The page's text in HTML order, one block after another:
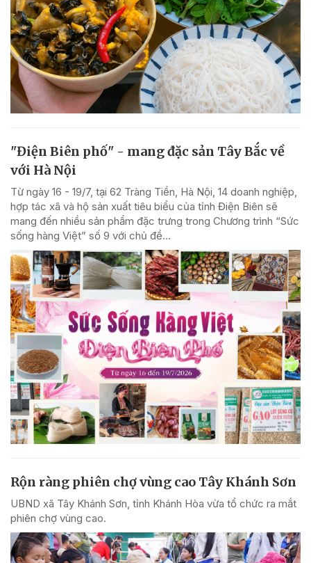
"Điện Biên phố" - mang đặc sản Tây Bắc về
với Hà Nội
Từ ngày 16 - 19/7, tại 62 Tràng Tiền, Hà Nội, 14 doanh nghiệp,
hợp tác xã và hộ sản xuất tiêu biểu của tỉnh Điện Biên sẽ
mang đến nhiều sản phẩm đặc trưng trong Chương trình “Sức
sống hàng Việt” số 9 với chủ đề...
Rộn ràng phiên chợ vùng cao Tây Khánh Sơn
UBND xã Tây Khánh Sơn, tỉnh Khánh Hòa vừa tổ chức ra mắt
phiên chợ vùng cao.